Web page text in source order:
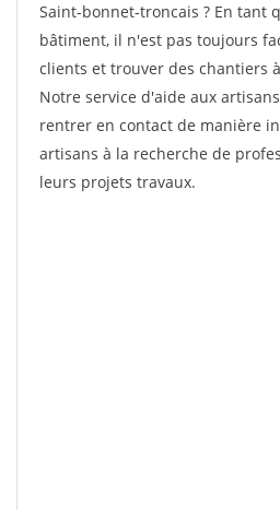
Saint-bonnet-troncais ? En tant
bâtiment, il n'est pas toujours
clients et trouver des chantiers
Notre service d'aide aux
rentrer en contact de manière
artisans à la recherche de
leurs projets travaux.